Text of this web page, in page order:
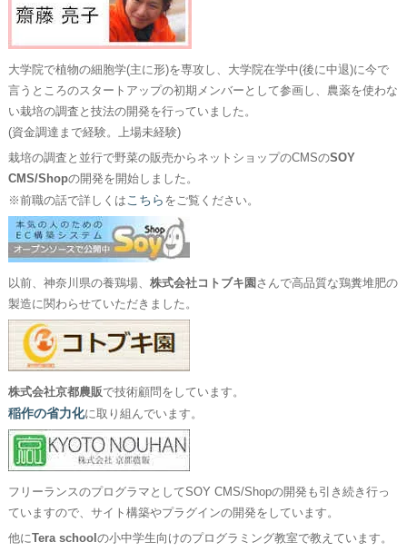
大学院で植物の細胞学(主に形)を専攻し、大学院在学中(後に中退)に今で
言うところのスタートアップの初期メンバーとして参画し、農薬を使わな
い栽培の調査と技法の開発を行っていました。
(資金調達まで経験。上場未経験)
栽培の調査と並行で野菜の販売からネットショップのCMSのSOY
CMS/Shopの開発を開始しました。
※前職の話で詳しくはこちら をご覧ください。
以前、神奈川県の養鶏場、 株式会社コトブキ園 さんで高品質な鶏糞堆肥の
製造に関わらせていただきました。
株式会社京都農販で技術顧問をしています。
稲作の省力化に取り組んでいます。
フリーランスのプログラマとしてSOY CMS/Shopの開発も引き続き行っ
ていますので、サイト構築やプラグインの開発をしています。
他にTera school の小中学生向けのプログラミング教室で教えています。